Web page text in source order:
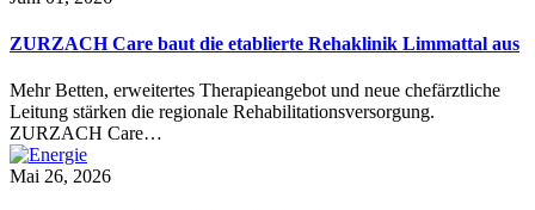
ZURZACH Care baut die etablierte Rehaklinik Limmattal aus
Mehr Betten, erweitertes Therapieangebot und neue chefärztliche
Leitung stärken die regionale Rehabilitationsversorgung.
ZURZACH Care…
Mai 26, 2026